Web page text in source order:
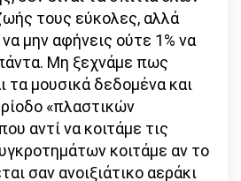
τους εύκολες, αλλά
μην αφήνεις ούτε 1% να
Μη ξεχνάμε πως
τα μουσικά δεδομένα και
«πλαστικών
αντί να κοιτάμε τις
κοιτάμε αν το
σαν ανοιξιάτικο αεράκι